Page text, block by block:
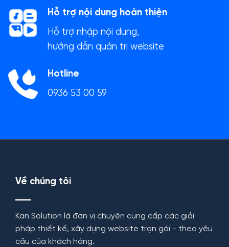
Hỗ trợ nội dung hoàn thiện
Hỗ trợ nhập nội dung,
hướng dẫn quản trị website
Hotline
0936 53 00 59
Về chúng tôi
Kan Solution là đơn vị chuyên cung cấp các giải
pháp thiết kế, xây dựng website trọn gói - theo yêu
cầu của khách hàng.